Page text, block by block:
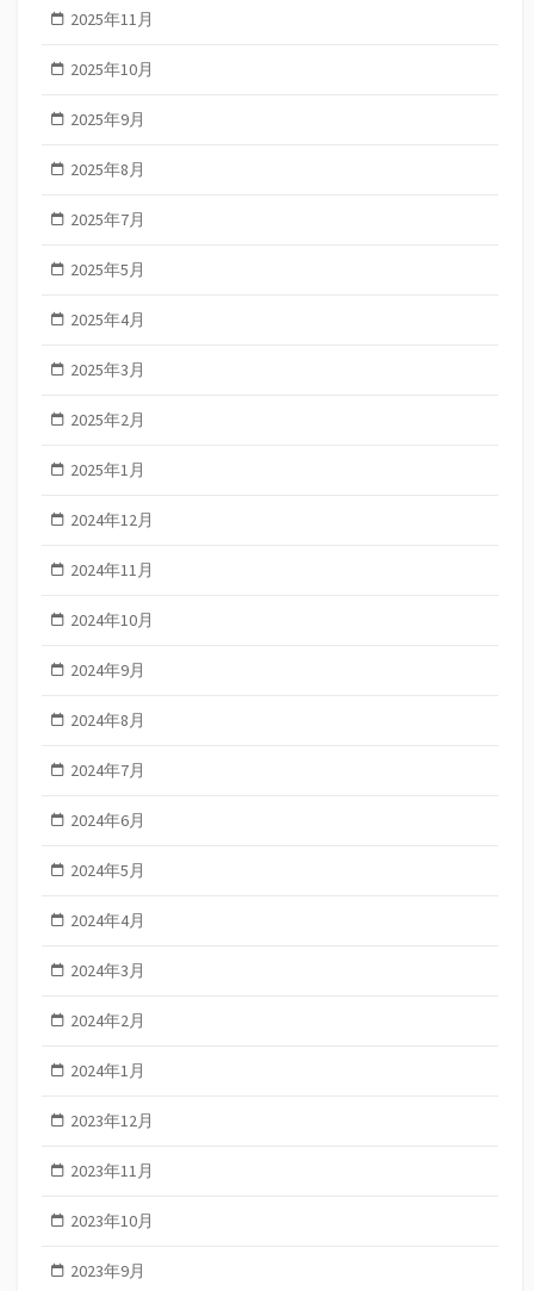
2025年11月
2025年10月
2025年9月
2025年8月
2025年7月
2025年5月
2025年4月
2025年3月
2025年2月
2025年1月
2024年12月
2024年11月
2024年10月
2024年9月
2024年8月
2024年7月
2024年6月
2024年5月
2024年4月
2024年3月
2024年2月
2024年1月
2023年12月
2023年11月
2023年10月
2023年9月